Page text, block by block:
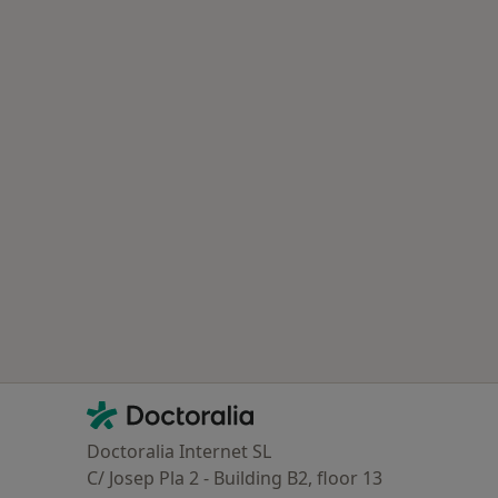
Contacto
Doctoralia - Homepage
Doctoralia Internet SL
C/ Josep Pla 2 - Building B2, floor 13